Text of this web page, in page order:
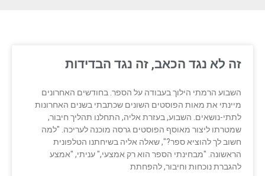
זה לא נגד הכאב, זה נגד הבדידות
השבוע הרמתי הילוך בעבודה על הספר. בחודשים האחרונים
מיינתי את מאות הפוסטים השונים שכתבתי בשנים האחרונות
לתתי-נושאים. השבוע, בעזרת אליה, התחלנו תהליך חיבור,
שמטרתו ליצור מאוסף הפוסטים גרסה מוכנה לעריכה. "למה
חשוב לך להוציא ספר?", שאלה אליה בשיחתנו הטלפונית
הראשונה. "מבחינתי הספר הוא רק אמצעי," עניתי, "אמצע
להגברת נוכחות וחיבור, להפחתת